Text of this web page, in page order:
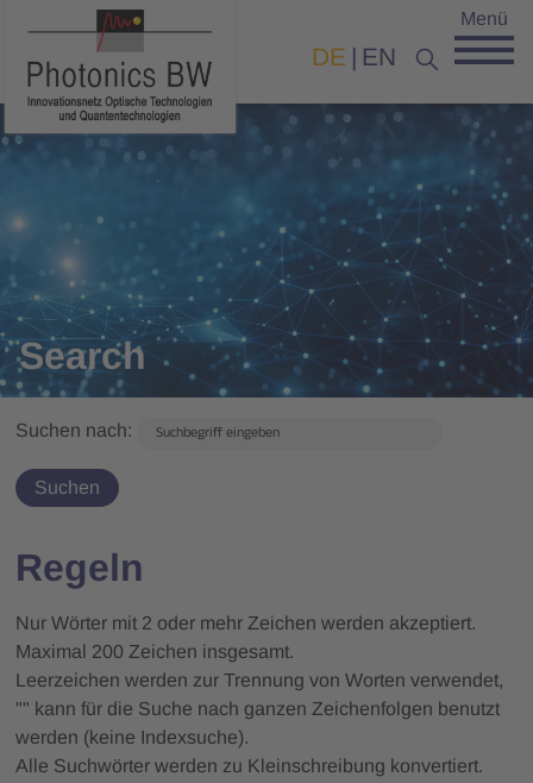
DE EN
Menü
Search
Suchen nach:
Regeln
Nur Wörter mit 2 oder mehr Zeichen werden akzeptiert.
Maximal 200 Zeichen insgesamt.
Leerzeichen werden zur Trennung von Worten verwendet,
"" kann für die Suche nach ganzen Zeichenfolgen benutzt
werden (keine Indexsuche).
Alle Suchwörter werden zu Kleinschreibung konvertiert.